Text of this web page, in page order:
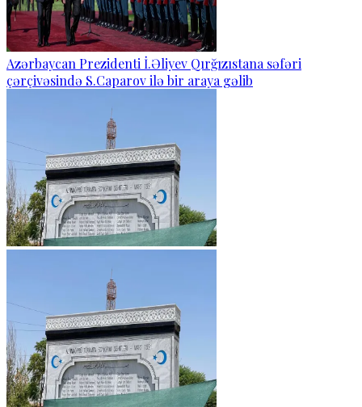
Azərbaycan Prezidenti İ.Əliyev Qırğızıstana səfəri
çərçivəsində S.Caparov ilə bir araya gəlib